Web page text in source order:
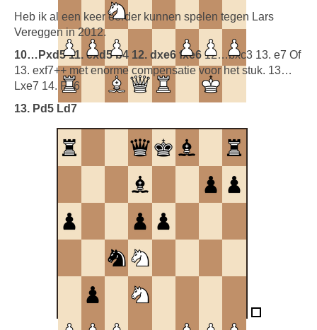
Heb ik al een keer eerder kunnen spelen tegen Lars
Vereggen in 2012.
10…Pxd5 11. exd5 b4 12. dxe6 fxe6 12…bxc3 13. e7 Of
13. exf7++ met enorme compensatie voor het stuk. 13…
Lxe7 14. Pc6
13. Pd5 Ld7